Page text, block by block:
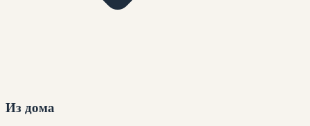
Из дома